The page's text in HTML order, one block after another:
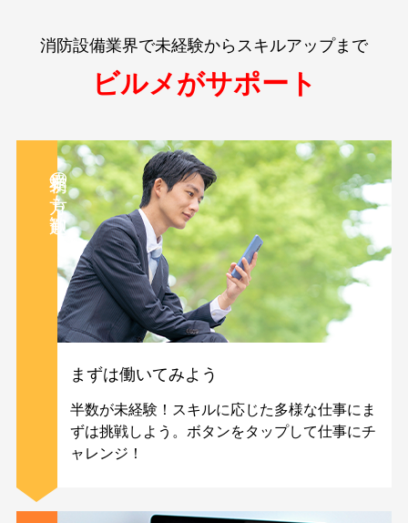
消防設備業界で未経験からスキルアップまで
ビルメがサポート
業界初の方も歓迎！
まずは働いてみよう
半数が未経験！スキルに応じた多様な仕事にま
ずは挑戦しよう。ボタンをタップして仕事にチ
ャレンジ！